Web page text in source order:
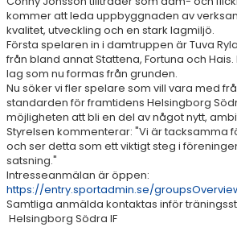
kommer att leda uppbyggnaden av
kvalitet, utveckling och en stark lagmiljö.
Första spelaren in i damtruppen är Tuva
från bland annat Stattena, Fortuna och
lag som nu formas från grunden.
Nu söker vi fler spelare som vill vara med
standarden för framtidens Helsingborg
möjligheten att bli en del av något nytt,
Styrelsen kommenterar: "Vi är tacksamma
och ser detta som ett viktigt steg i
satsning."
Intresseanmälan är öppen:
https://entry.sportadmin.se/
Samtliga anmälda kontaktas inför
Helsingborg Södra IF